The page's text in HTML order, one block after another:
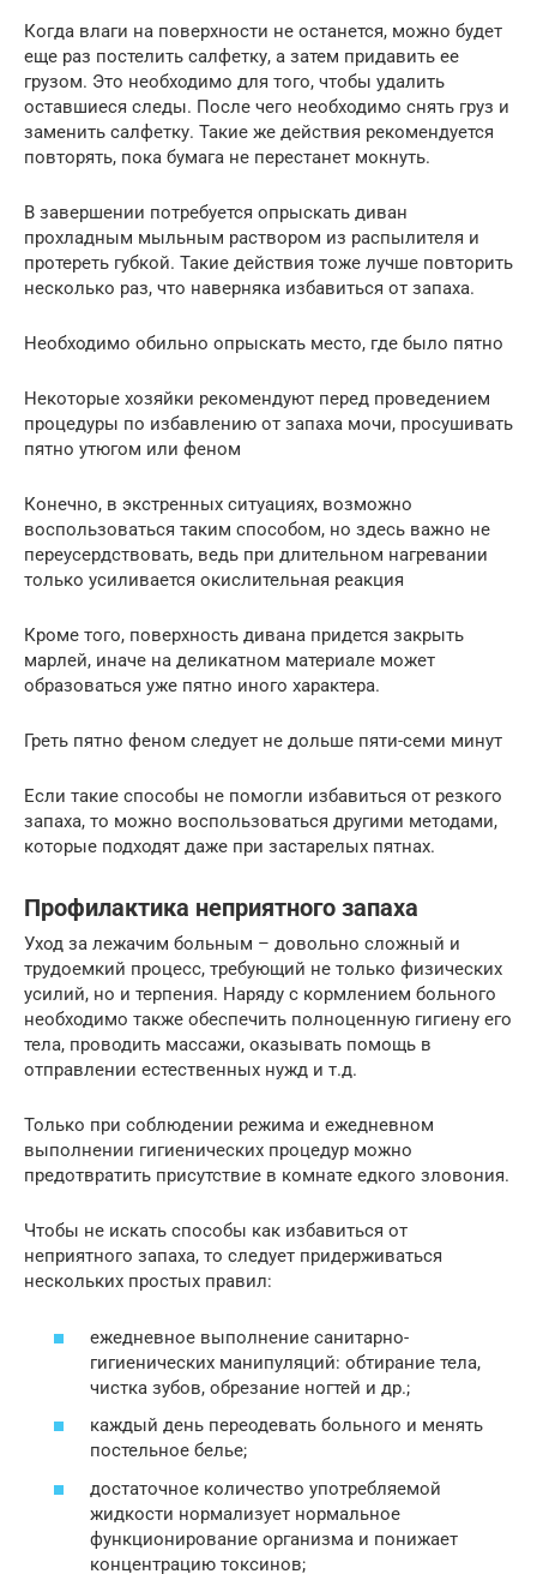
Когда влаги на поверхности не останется, можно будет
еще раз постелить салфетку, а затем придавить ее
грузом. Это необходимо для того, чтобы удалить
оставшиеся следы. После чего необходимо снять груз и
заменить салфетку. Такие же действия рекомендуется
повторять, пока бумага не перестанет мокнуть.
В завершении потребуется опрыскать диван
прохладным мыльным раствором из распылителя и
протереть губкой. Такие действия тоже лучше повторить
несколько раз, что наверняка избавиться от запаха.
Необходимо обильно опрыскать место, где было пятно
Некоторые хозяйки рекомендуют перед проведением
процедуры по избавлению от запаха мочи, просушивать
пятно утюгом или феном
Конечно, в экстренных ситуациях, возможно
воспользоваться таким способом, но здесь важно не
переусердствовать, ведь при длительном нагревании
только усиливается окислительная реакция
Кроме того, поверхность дивана придется закрыть
марлей, иначе на деликатном материале может
образоваться уже пятно иного характера.
Греть пятно феном следует не дольше пяти-семи минут
Если такие способы не помогли избавиться от резкого
запаха, то можно воспользоваться другими методами,
которые подходят даже при застарелых пятнах.
Профилактика неприятного запаха
Уход за лежачим больным – довольно сложный и
трудоемкий процесс, требующий не только физических
усилий, но и терпения. Наряду с кормлением больного
необходимо также обеспечить полноценную гигиену его
тела, проводить массажи, оказывать помощь в
отправлении естественных нужд и т.д.
Только при соблюдении режима и ежедневном
выполнении гигиенических процедур можно
предотвратить присутствие в комнате едкого зловония.
Чтобы не искать способы как избавиться от
неприятного запаха, то следует придерживаться
нескольких простых правил:
ежедневное выполнение санитарно-
гигиенических манипуляций: обтирание тела,
чистка зубов, обрезание ногтей и др.;
каждый день переодевать больного и менять
постельное белье;
достаточное количество употребляемой
жидкости нормализует нормальное
функционирование организма и понижает
концентрацию токсинов;